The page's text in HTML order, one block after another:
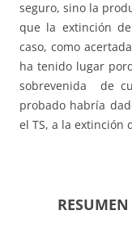
seguro, sino la
que la extinción
caso, como
ha tenido lugar
sobrevenida de
probado habría
el TS, a la extinción